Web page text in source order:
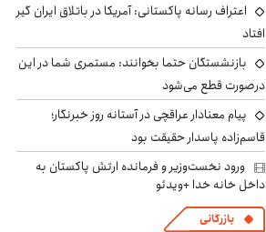
اعتراف رسانه پاکستانی: آمریکا در باتلاق ایران گیر
افتاد
بازنشستگان حتما بخوانند: مستمری شما در این
درصورت قطع می‌شود
پیام معنادار عراقچی در آستانه روز خبرنگار؛
قاسم‌زاده پاسدار حقیقت بود
ورود نخست‌وزیر و فرمانده ارتش پاکستان به
داخل خانه خدا +ویدئو
بازرگانی